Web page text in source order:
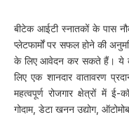
बीटेक आईटी स्नातकों के पास
प्लेटफार्मों पर सफल होने की
के लिए आवेदन कर सकते हैं। ये
लिए एक शानदार वातावरण
महत्वपूर्ण रोजगार क्षेत्रों में ई-
गोदाम, डेटा खनन उद्योग,